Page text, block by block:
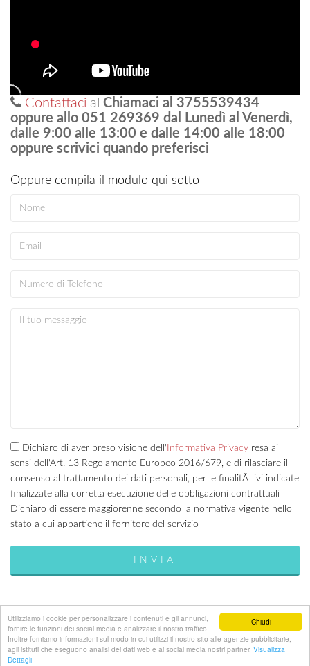
Chiudi
Utilizziamo i cookie per personalizzare i contenuti e gli annunci,
fornire le funzioni dei social media e analizzare il nostro traffico.
Inoltre forniamo informazioni sul modo in cui utilizzi il nostro sito alle agenzie pubblicitarie,
agli istituti che eseguono analisi dei dati web e ai social media nostri partner. Visualizza
Dettagli
Contattaci al Chiamaci al 3755539434
oppure allo 051 269369 dal Lunedì al Venerdì,
dalle 9:00 alle 13:00 e dalle 14:00 alle 18:00
oppure scrivici quando preferisci
Oppure compila il modulo qui sotto
Dichiaro di aver preso visione dell' Informativa Privacy resa ai
sensi dell'Art. 13 Regolamento Europeo 2016/679, e di rilasciare il
consenso al trattamento dei dati personali, per le finalitÃ ivi indicate
finalizzate alla corretta esecuzione delle obbligazioni contrattuali
Dichiaro di essere maggiorenne secondo la normativa vigente nello
stato a cui appartiene il fornitore del servizio
Publinord srl - Bologna - P.I. 03072200375 - REA BO
262516